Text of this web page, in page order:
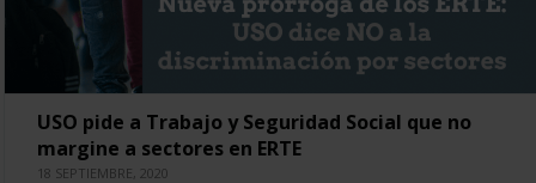
USO pide a Trabajo y Seguridad Social que no
margine a sectores en ERTE
18 SEPTIEMBRE, 2020